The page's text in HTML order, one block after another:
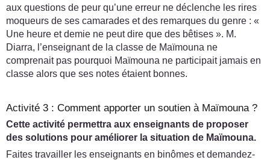
aux questions de peur qu’une erreur ne déclenche les rires
moqueurs de ses camarades et des remarques du genre : «
Une heure et demie ne peut dire que des bêtises ». M.
Diarra, l’enseignant de la classe de Maïmouna ne
comprenait pas pourquoi Maïmouna ne participait jamais en
classe alors que ses notes étaient bonnes.
Activité 3 : Comment apporter un soutien à Maïmouna ?
Cette activité permettra aux enseignants de proposer
des solutions pour améliorer la situation de Maïmouna.
Faites travailler les enseignants en binômes et demandez-